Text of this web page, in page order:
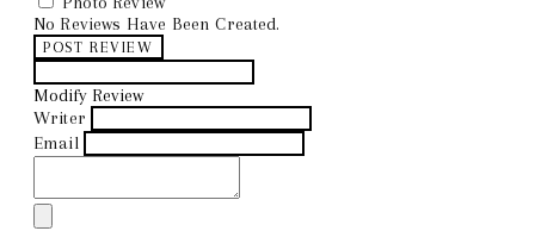
No Reviews Have Been Created.
POST REVIEW
Modify Review
Writer
Email